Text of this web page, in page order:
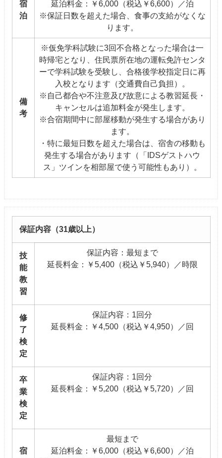
宿
泊
延泊料金：￥6,000（税込￥6,600）／泊
※保証日数を超えた場合、食事の支給がなくな
ります。
備
考
※仮免学科試験に3回不合格となった場合は一
時帰宅となり、住民票所在地の運転免許センタ
ーで学科試験を受験し、合格後学校指定日に再
入校となります（交通費自己負担）。
※自己都合や不注意及び故意による教習延長・
キャンセルは追加料金が発生します。
※合宿期間中に部屋移動が発生する場合があり
ます。
・特に最短日数を超えた場合は、宿舎の移動も
発生する場合があります（「IDSゲストハウ
ス」ツインを相部屋で使う可能性もあり）。
保証内容（31歳以上）
技
能
教
習
保証内容：最短まで
延長料金：￥5,400（税込￥5,940）／時限
修
了
検
定
保証内容：1回分
延長料金：￥4,500（税込￥4,950）／回
卒
業
検
定
保証内容：1回分
延長料金：￥5,200（税込￥5,720）／回
宿
最短まで
延泊料金：￥6,000（税込￥6,600）／泊